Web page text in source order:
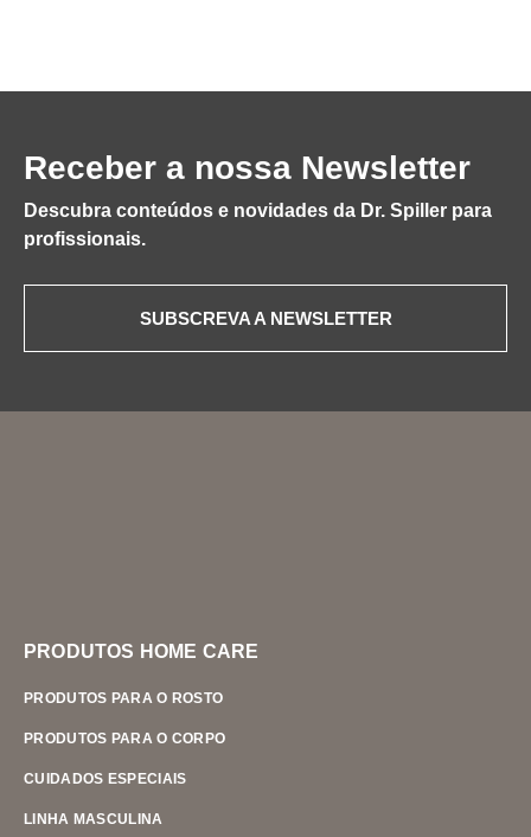
Receber a nossa Newsletter
Descubra conteúdos e novidades da Dr. Spiller para
profissionais.
SUBSCREVA A NEWSLETTER
PRODUTOS HOME CARE
PRODUTOS PARA O ROSTO
PRODUTOS PARA O CORPO
CUIDADOS ESPECIAIS
LINHA MASCULINA